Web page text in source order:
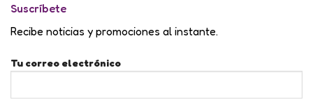
Suscríbete
Recibe noticias y promociones al instante.
Tu correo electrónico